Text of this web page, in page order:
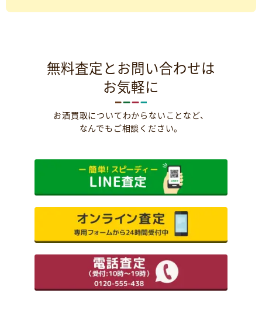
無料査定とお問い合わせは
お気軽に
お酒買取についてわからないことなど、
なんでもご相談ください。